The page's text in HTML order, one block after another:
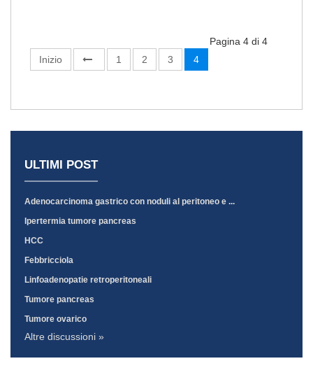
Pagina 4 di 4
Inizio
1 2 3 4
ULTIMI POST
Adenocarcinoma gastrico con noduli al peritoneo e ...
Ipertermia tumore pancreas
HCC
Febbricciola
Linfoadenopatie retroperitoneali
Tumore pancreas
Tumore ovarico
Altre discussioni »